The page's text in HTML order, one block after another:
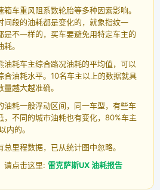
车重风阻系数轮胎等多种因素影响。
间段的油耗都是变化的，就象指纹一
是不一样的，买车要避免用特定车主的
。
油耗车主综合路况油耗的平均值，可以
合油耗水平。10名车主以上的数据就具
越大越准确。
油耗一般浮动区间，同一车型，有些车
，不同的城市油耗也有变化，80%车主
内的。
里程数据，已从统计图中忽略。
请点击这里: 雷克萨斯UX 油耗报告